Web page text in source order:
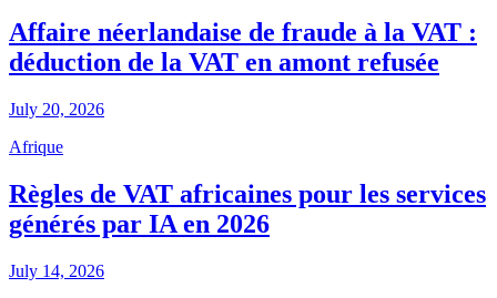
Affaire néerlandaise de fraude à la VAT :
déduction de la VAT en amont refusée
July 20, 2026
Afrique
Règles de VAT africaines pour les services
générés par IA en 2026
July 14, 2026